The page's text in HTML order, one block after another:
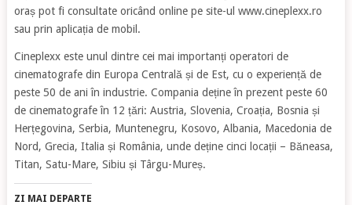
oraș pot fi consultate oricând online pe site-ul www.cineplexx.ro
sau prin aplicația de mobil.
Cineplexx este unul dintre cei mai importanți operatori de
cinematografe din Europa Centrală și de Est, cu o experiență de
peste 50 de ani în industrie. Compania deține în prezent peste 60
de cinematografe în 12 țări: Austria, Slovenia, Croația, Bosnia și
Herțegovina, Serbia, Muntenegru, Kosovo, Albania, Macedonia de
Nord, Grecia, Italia și România, unde deține cinci locații – Băneasa,
Titan, Satu-Mare, Sibiu și Târgu-Mureș.
ZI MAI DEPARTE